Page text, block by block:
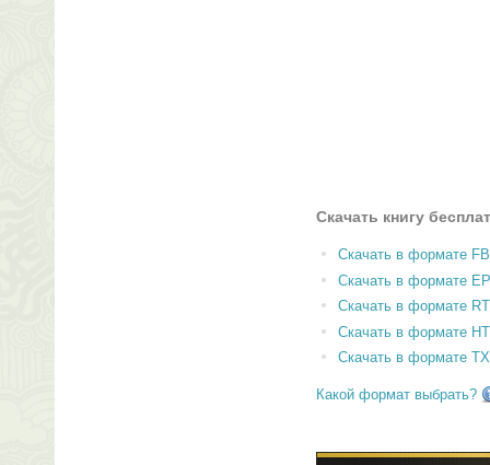
Скачать книгу
Скачать в формате
Скачать в формате
Скачать в формате
Скачать в формате
Скачать в формате
Какой формат выбрать?